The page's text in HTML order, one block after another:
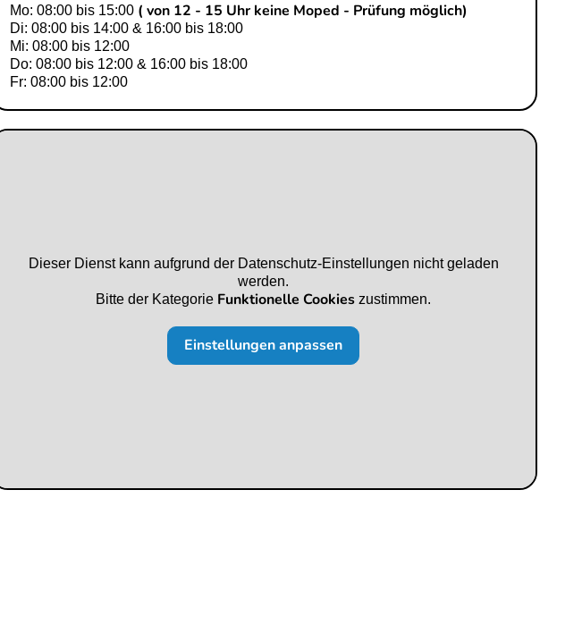
Mo: 08:00 bis 15:00 ( von 12 - 15 Uhr keine Moped - Prüfung möglich)
Di: 08:00 bis 14:00 & 16:00 bis 18:00
Mi: 08:00 bis 12:00
Do: 08:00 bis 12:00 & 16:00 bis 18:00
Fr: 08:00 bis 12:00
Dieser Dienst kann aufgrund der Datenschutz-Einstellungen nicht geladen
werden.
Bitte der Kategorie Funktionelle Cookies zustimmen.
Einstellungen anpassen